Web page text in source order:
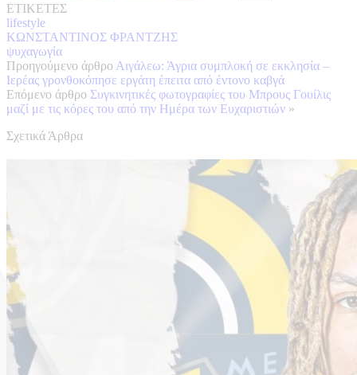
ΕΤΙΚΕΤΕΣ
lifestyle
ΚΩΝΣΤΑΝΤΙΝΟΣ ΦΡΑΝΤΖΗΣ
ψυχαγωγία
Προηγούμενο άρθρο Αιγάλεω: Άγρια συμπλοκή σε εκκλησία –
Ιερέας γρονθοκόπησε εργάτη έπειτα από έντονο καβγά
Επόμενο άρθρο Συγκινητικές φωτογραφίες του Μπρους Γουίλις
μαζί με τις κόρες του από την Ημέρα των Ευχαριστιών »
Σχετικά Άρθρα